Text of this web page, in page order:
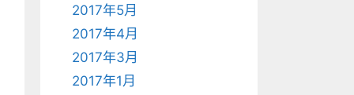
2017年5月
2017年4月
2017年3月
2017年1月